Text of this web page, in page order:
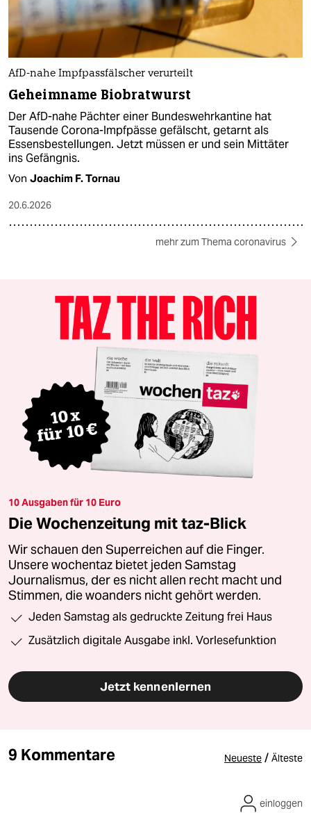
AfD-nahe Impfpassfälscher verurteilt
Geheimname Biobratwurst
Der AfD-nahe Pächter einer Bundeswehrkantine hat
Tausende Corona-Impfpässe gefälscht, getarnt als
Essensbestellungen. Jetzt müssen er und sein Mittäter
ins Gefängnis.
Von Joachim F. Tornau
20.6.2026
mehr zum Thema coronavirus
10 Ausgaben für 10 Euro
Die Wochenzeitung mit taz-Blick
Wir schauen den Superreichen auf die Finger.
Unsere wochentaz bietet jeden Samstag
Journalismus, der es nicht allen recht macht und
Stimmen, die woanders nicht gehört werden.
Jeden Samstag als gedruckte Zeitung frei Haus
Zusätzlich digitale Ausgabe inkl. Vorlesefunktion
Jetzt kennenlernen
9 Kommentare Neueste / Älteste
einloggen